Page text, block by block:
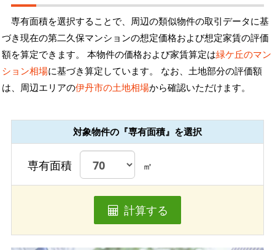
専有面積を選択することで、周辺の類似物件の取引データに基
づき現在の第二久保マンションの想定価格および想定家賃の評価
額を算定できます。 本物件の価格および家賃算定は緑ケ丘のマン
ション相場に基づき算定しています。 なお、土地部分の評価額
は、周辺エリアの伊丹市の土地相場から確認いただけます。
対象物件の『専有面積』を選択
専有面積 ㎡
計算する